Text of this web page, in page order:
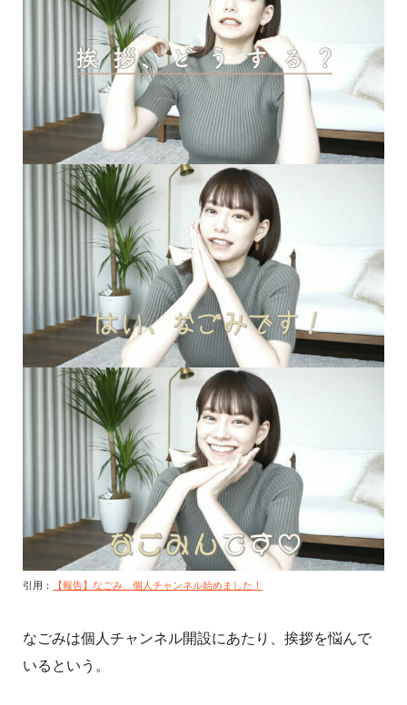
引用： 【報告】なごみ、個人チャンネル始めました！
なごみは個人チャンネル開設にあたり、挨拶を悩んで
いるという。